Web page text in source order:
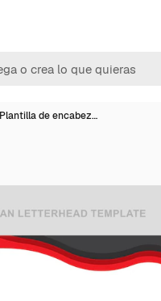
Plantilla de encabez…